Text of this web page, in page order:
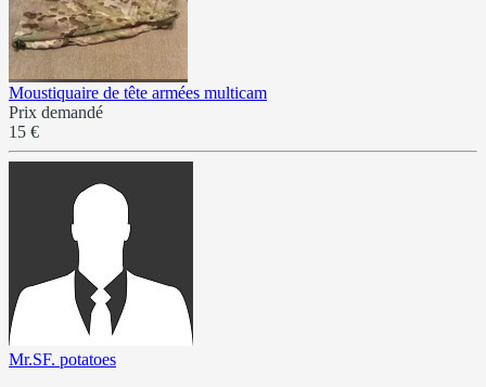
Moustiquaire de tête armées multicam
Prix demandé
15 €
Mr.SF. potatoes